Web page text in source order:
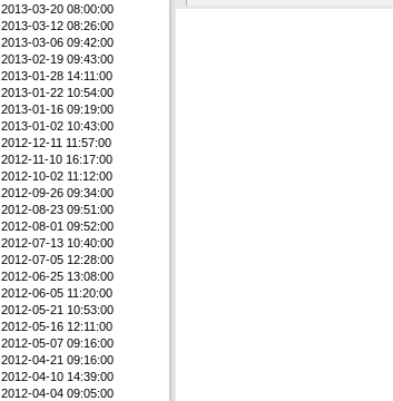
2013-03-20 08:00:00
2013-03-12 08:26:00
2013-03-06 09:42:00
2013-02-19 09:43:00
2013-01-28 14:11:00
2013-01-22 10:54:00
2013-01-16 09:19:00
2013-01-02 10:43:00
2012-12-11 11:57:00
2012-11-10 16:17:00
2012-10-02 11:12:00
2012-09-26 09:34:00
2012-08-23 09:51:00
2012-08-01 09:52:00
2012-07-13 10:40:00
2012-07-05 12:28:00
2012-06-25 13:08:00
2012-06-05 11:20:00
2012-05-21 10:53:00
2012-05-16 12:11:00
2012-05-07 09:16:00
2012-04-21 09:16:00
2012-04-10 14:39:00
2012-04-04 09:05:00